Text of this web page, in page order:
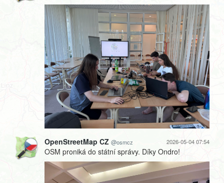
2026-05-04 07:54
OpenStreetMap CZ @osmcz
OSM proniká do státní správy. Díky Ondro!